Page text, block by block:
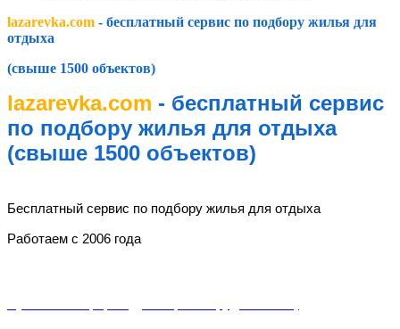
lazarevka.com - бесплатный сервис по подбору жилья для
отдыха
(свыше 1500 объектов)
lazarevka.com - бесплатный сервис
по подбору жилья для отдыха
(свыше 1500 объектов)
Бесплатный сервис по подбору жилья для отдыха
Работаем с 2006 года